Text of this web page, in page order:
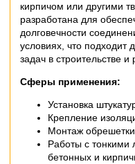
кирпичом или другими
разработана для
долговечности
условиях, что
задач в строительстве и
Сферы применения:
Установка
Крепление
Монтаж обрешетки
Работы с тонкими
бетонных и